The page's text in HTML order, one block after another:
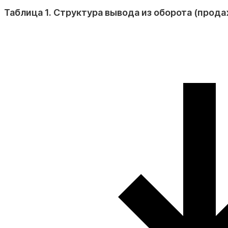
Таблица 1. Структура вывода из оборота